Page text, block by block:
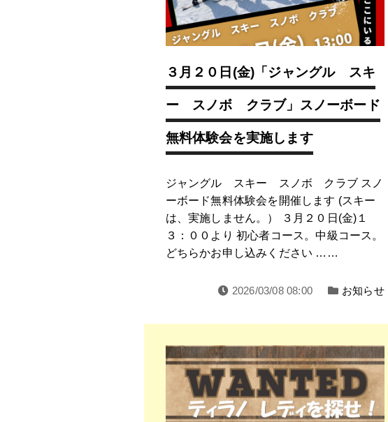
３月２０日(金)「ジャングル スキ
ー スノボ クラブ」スノーボード
無料体験会を実施します
ジャングル スキー スノボ クラブ スノ
ーボード無料体験会を開催します (スキー
は、実施しません。） ３月２０日(金)１
３：００より 初心者コース。中級コース。
どちらかお申し込みください ……
2026/03/08 08:00 お知らせ